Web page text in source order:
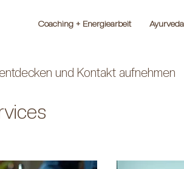
Coaching + Energiearbeit Ayurveda
und Kontakt aufnehmen